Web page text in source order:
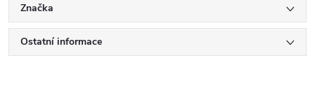
Značka
Ostatní informace